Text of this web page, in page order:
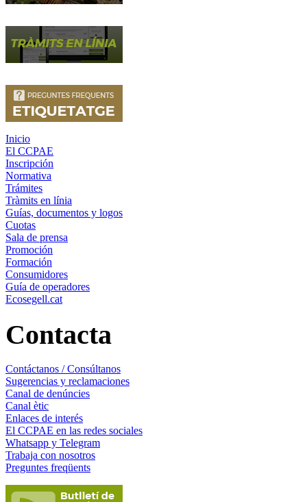
Inicio
El CCPAE
Inscripción
Normativa
Trámites
Tràmits en línia
Guías, documentos y logos
Cuotas
Sala de prensa
Promoción
Formación
Consumidores
Guía de operadores
Ecosegell.cat
Contacta
Contáctanos / Consúltanos
Sugerencias y reclamaciones
Canal de denúncies
Canal ètic
Enlaces de interés
El CCPAE en las redes sociales
Whatsapp y Telegram
Trabaja con nosotros
Preguntes freqüents